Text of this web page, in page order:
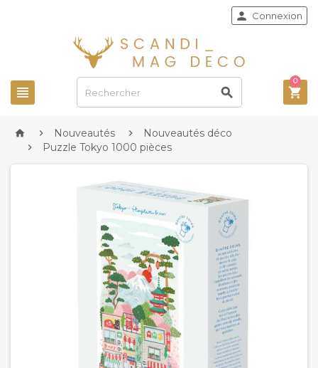
 
 Connexion

0
  Nouveautés  Nouveautés déco
 Puzzle Tokyo 1000 pièces